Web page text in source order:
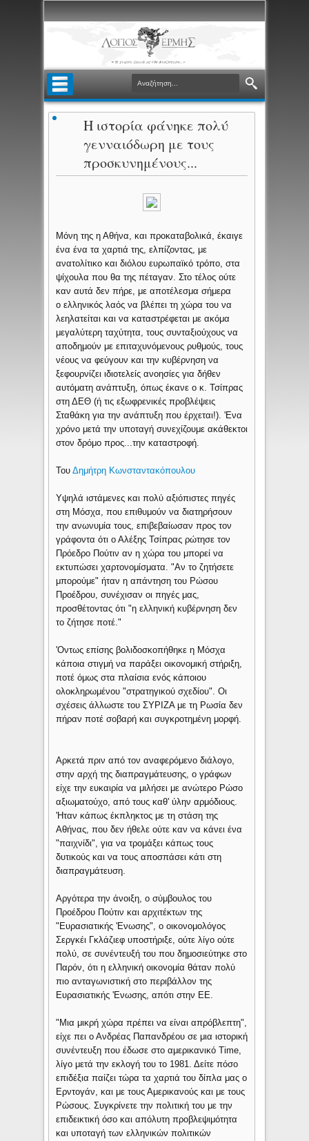
Η ιστορία φάνηκε πολύ
γενναιόδωρη με τους
προσκυνημένους...
Μόνη της η Αθήνα, και προκαταβολικά, έκαιγε
ένα ένα τα χαρτιά της, ελπίζοντας, με
ανατολίτικο και διόλου ευρωπαϊκό τρόπο, στα
ψίχουλα που θα της πέταγαν. Στο τέλος ούτε
καν αυτά δεν πήρε, με αποτέλεσμα σήμερα
ο ελληνικός λαός να βλέπει τη χώρα του να
λεηλατείται και να καταστρέφεται με ακόμα
μεγαλύτερη ταχύτητα, τους συνταξιούχους να
αποδημούν με επιταχυνόμενους ρυθμούς, τους
νέους να φεύγουν και την κυβέρνηση να
ξεφουρνίζει ιδιοτελείς ανοησίες για δήθεν
αυτόματη ανάπτυξη, όπως έκανε ο κ. Τσίπρας
στη ΔΕΘ (ή τις εξωφρενικές προβλέψεις
Σταθάκη για την ανάπτυξη που έρχεται!). 'Ενα
χρόνο μετά την υποταγή συνεχίζουμε ακάθεκτοι
στον δρόμο προς...την καταστροφή.
ΤουΔημήτρη Κωνσταντακόπουλου
Υψηλά ιστάμενες και πολύ αξιόπιστες πηγές
στη Μόσχα, που επιθυμούν να διατηρήσουν
την ανωνυμία τους, επιβεβαίωσαν προς τον
γράφοντα ότι ο Αλέξης Τσίπρας ρώτησε τον
Πρόεδρο Πούτιν αν η χώρα του μπορεί να
εκτυπώσει χαρτονομίσματα. "Αν το ζητήσετε
μπορούμε" ήταν η απάντηση του Ρώσου
Προέδρου, συνέχισαν οι πηγές μας,
προσθέτοντας ότι "η ελληνική κυβέρνηση δεν
το ζήτησε ποτέ."
'Οντως επίσης βολιδοσκοπήθηκε η Μόσχα
κάποια στιγμή να παράξει οικονομική στήριξη,
ποτέ όμως στα πλαίσια ενός κάποιου
ολοκληρωμένου "στρατηγικού σχεδίου". Οι
σχέσεις άλλωστε του ΣΥΡΙΖΑ με τη Ρωσία δεν
πήραν ποτέ σοβαρή και συγκροτημένη μορφή.
Αρκετά πριν από τον αναφερόμενο διάλογο,
στην αρχή της διαπραγμάτευσης, ο γράφων
είχε την ευκαιρία να μιλήσει με ανώτερο Ρώσο
αξιωματούχο, από τους καθ' ύλην αρμόδιους.
'Ηταν κάπως έκπληκτος με τη στάση της
Αθήνας, που δεν ήθελε ούτε καν να κάνει ένα
"παιχνίδι", για να τρομάξει κάπως τους
δυτικούς και να τους αποσπάσει κάτι στη
διαπραγμάτευση.
Αργότερα την άνοιξη, ο σύμβουλος του
Προέδρου Πούτιν και αρχιτέκτων της
"Ευρασιατικής 'Ενωσης", ο οικονομολόγος
Σεργκέι Γκλάζιεφ υποστήριξε, ούτε λίγο ούτε
πολύ, σε συνέντευξή του που δημοσιεύτηκε στο
Παρόν, ότι η ελληνική οικονομία θάταν πολύ
πιο ανταγωνιστική στο περιβάλλον της
Ευρασιατικής 'Ενωσης, απότι στην ΕΕ.
"Μια μικρή χώρα πρέπει να είναι απρόβλεπτη",
είχε πει ο Ανδρέας Παπανδρέου σε μια ιστορική
συνέντευξη που έδωσε στο αμερικανικό Time,
λίγο μετά την εκλογή του το 1981. Δείτε πόσο
επιδέξια παίζει τώρα τα χαρτιά του δίπλα μας ο
Ερντογάν, και με τους Αμερικανούς και με τους
Ρώσους. Συγκρίνετε την πολιτική του με την
επιδεικτική όσο και απόλυτη προβλεψιμότητα
και υποταγή των ελληνικών πολιτικών